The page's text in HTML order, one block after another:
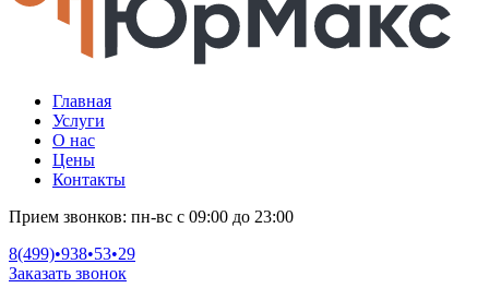
Главная
Услуги
О нас
Цены
Контакты
Прием звонков: пн-вс с 09:00 до 23:00
8(499)•938•53•29
Заказать звонок